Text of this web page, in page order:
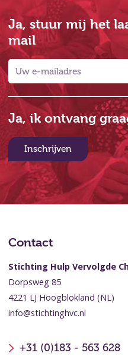
Ja, stuur mij het
mail
Ja, ik ontvang
Inschrijven
Contact
Stichting Hulp Vervolgde
Dorpsweg 85
4221 LJ Hoogblokland (NL)
info@stichtinghvc.nl
+31 (0)183 - 563 628